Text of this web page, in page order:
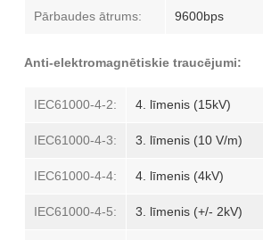
Pārbaudes ātrums: 9600bps
Anti-elektromagnētiskie traucējumi:
IEC61000-4-2: 4. līmenis (15kV)
IEC61000-4-3: 3. līmenis (10 V/m)
IEC61000-4-4: 4. līmenis (4kV)
IEC61000-4-5: 3. līmenis (+/- 2kV)